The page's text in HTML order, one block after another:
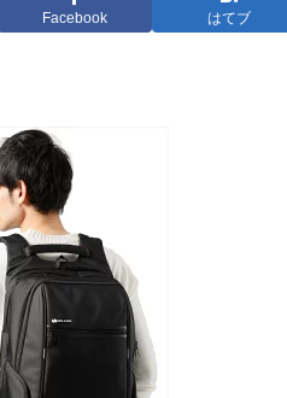
Facebook はてブ